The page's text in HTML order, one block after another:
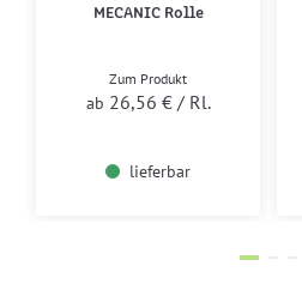
MECANIC Rolle
Zum Produkt
ab 26,56 € / Rl.
lieferbar